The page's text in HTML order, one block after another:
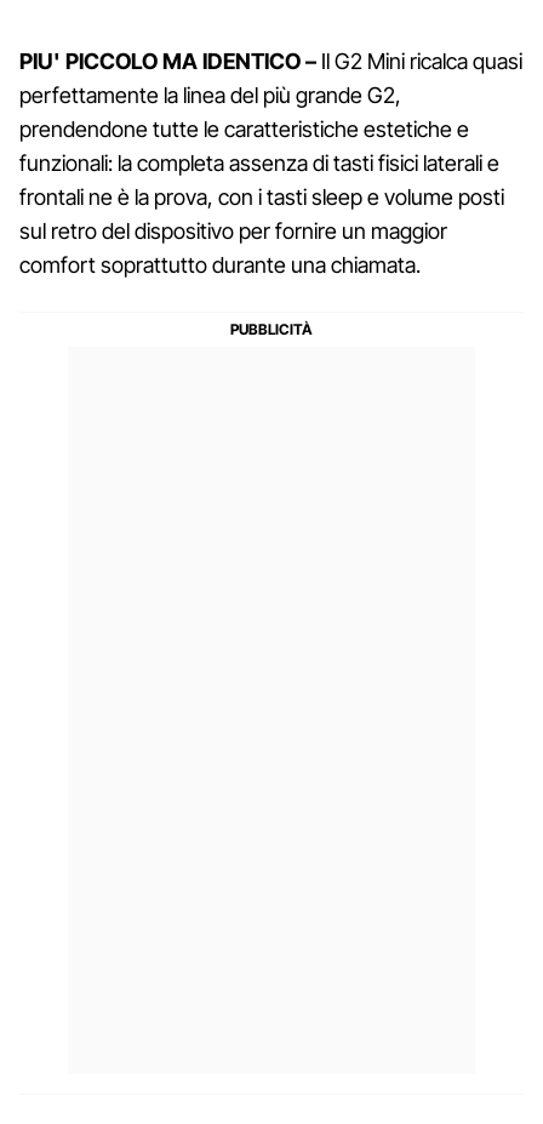
PIU' PICCOLO MA IDENTICO – Il G2 Mini ricalca quasi
perfettamente la linea del più grande G2,
prendendone tutte le caratteristiche estetiche e
funzionali: la completa assenza di tasti fisici laterali e
frontali ne è la prova, con i tasti sleep e volume posti
sul retro del dispositivo per fornire un maggior
comfort soprattutto durante una chiamata.